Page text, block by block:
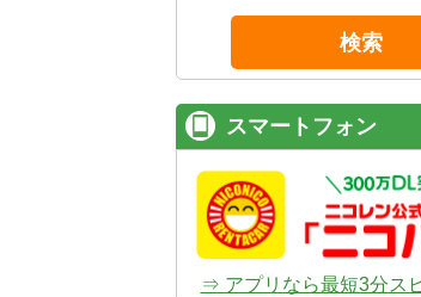
検索
スマートフォン
⇒ アプリなら最短3分ス